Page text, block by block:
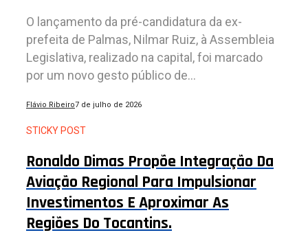
O lançamento da pré-candidatura da ex-
prefeita de Palmas, Nilmar Ruiz, à Assembleia
Legislativa, realizado na capital, foi marcado
por um novo gesto público de...
Flávio Ribeiro7 de julho de 2026
STICKY POST
Ronaldo Dimas Propõe Integração Da
Aviação Regional Para Impulsionar
Investimentos E Aproximar As
Regiões Do Tocantins.